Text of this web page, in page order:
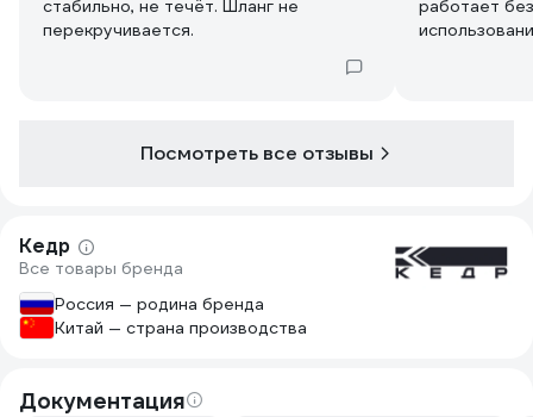
стабильно, не течёт. Шланг не
перекручивается.
работает
Посмотреть все отзывы
Кедр
Все товары бренда
Россия — родина бренда
Китай — страна производства
Документация